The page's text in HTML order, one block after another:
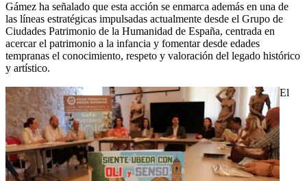
Gámez ha señalado que esta acción se enmarca además en una de
las líneas estratégicas impulsadas actualmente desde el Grupo de
Ciudades Patrimonio de la Humanidad de España, centrada en
acercar el patrimonio a la infancia y fomentar desde edades
tempranas el conocimiento, respeto y valoración del legado histórico
y artístico.
El